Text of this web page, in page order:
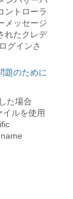
ントローラ
メッセージ
れたクレデ
グインさ
題のために
た場合
ルを使用